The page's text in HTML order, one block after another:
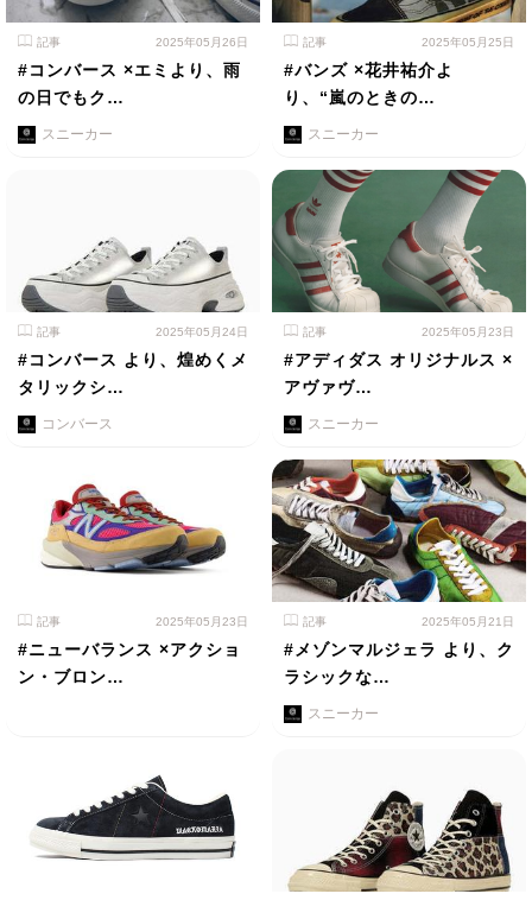
記事 2025年05月26日
#コンバース ×エミより、雨
の日でもク…
スニーカー
記事 2025年05月25日
#バンズ ×花井祐介よ
り、“嵐のときの…
スニーカー
記事 2025年05月24日
#コンバース より、煌めくメ
タリックシ…
コンバース
記事 2025年05月23日
#アディダス オリジナルス ×
アヴァヴ…
スニーカー
記事 2025年05月23日
#ニューバランス ×アクショ
ン・ブロン…
記事 2025年05月21日
#メゾンマルジェラ より、ク
ラシックな…
スニーカー